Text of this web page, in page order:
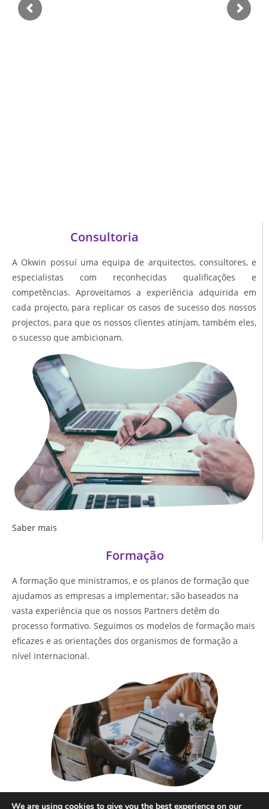
Consultoria
A Okwin possuí uma equipa de arquitectos, consultores, e
especialistas com reconhecidas qualificações e
competências. Aproveitamos a experiência adquirida em
cada projecto, para replicar os casos de sucesso dos nossos
projectos, para que os nossos clientes atinjam, também eles,
o sucesso que ambicionam.
Saber mais
Formação
A formação que ministramos, e os planos de formação que
ajudamos as empresas a implementar, são baseados na
vasta experiência que os nossos Partners detêm do
processo formativo. Seguimos os modelos de formação mais
eficazes e as orientações dos organismos de formação a
nível internacional.
Saber mais
We are using cookies to give you the best experience on our